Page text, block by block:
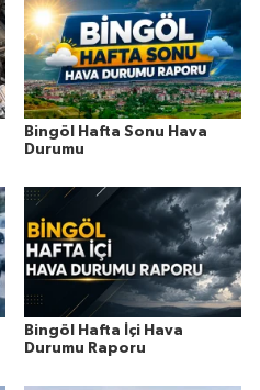
Bingöl Hafta Sonu Hava
Durumu
Bingöl Hafta İçi Hava
Durumu Raporu